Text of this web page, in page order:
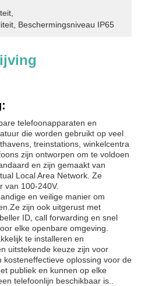
Beschermingsniveau IP65
telefoonapparaten en
die worden gebruikt op veel
treinstations, winkelcentra
zijn ontworpen om te voldoen
en zijn gemaakt van
Local Area Network. Ze
van 100-240V.
en veilige manier om
zijn ook uitgerust met
ID, call forwarding en snel
elke openbare omgeving.
te installeren en
uitstekende keuze zijn voor
oplossing voor de
publiek en kunnen op elke
telefoonlijn beschikbaar is..